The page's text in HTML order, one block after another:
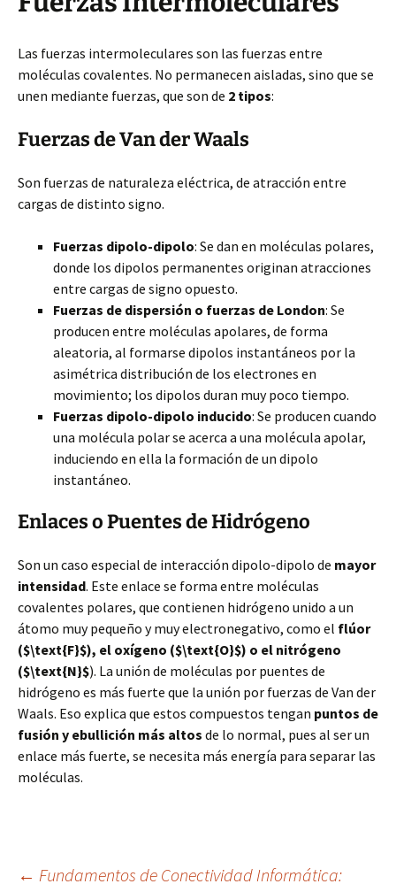
Las fuerzas intermoleculares son las fuerzas entre
moléculas covalentes. No permanecen aisladas, sino que se
unen mediante fuerzas, que son de 2 tipos:
Fuerzas de Van der Waals
Son fuerzas de naturaleza eléctrica, de atracción entre
cargas de distinto signo.
Fuerzas dipolo-dipolo: Se dan en moléculas polares,
donde los dipolos permanentes originan atracciones
entre cargas de signo opuesto.
Fuerzas de dispersión o fuerzas de London: Se
producen entre moléculas apolares, de forma
aleatoria, al formarse dipolos instantáneos por la
asimétrica distribución de los electrones en
movimiento; los dipolos duran muy poco tiempo.
Fuerzas dipolo-dipolo inducido: Se producen cuando
una molécula polar se acerca a una molécula apolar,
induciendo en ella la formación de un dipolo
instantáneo.
Enlaces o Puentes de Hidrógeno
Son un caso especial de interacción dipolo-dipolo de mayor
intensidad. Este enlace se forma entre moléculas
covalentes polares, que contienen hidrógeno unido a un
átomo muy pequeño y muy electronegativo, como el flúor
($\text{F}$), el oxígeno ($\text{O}$) o el nitrógeno
($\text{N}$). La unión de moléculas por puentes de
hidrógeno es más fuerte que la unión por fuerzas de Van der
Waals. Eso explica que estos compuestos tengan puntos de
fusión y ebullición más altos de lo normal, pues al ser un
enlace más fuerte, se necesita más energía para separar las
moléculas.
← Fundamentos de Conectividad Informática: